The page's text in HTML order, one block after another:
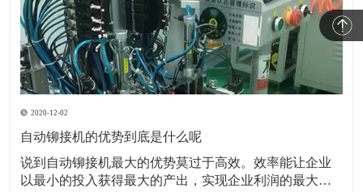
2020-12-02
自动铆接机的优势到底是什么呢
说到自动铆接机最大的优势莫过于高效。效率能让企业
以最小的投入获得最大的产出，实现企业利润的最大